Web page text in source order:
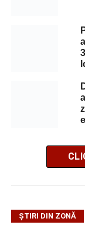
ȘTIRI DIN ZONĂ